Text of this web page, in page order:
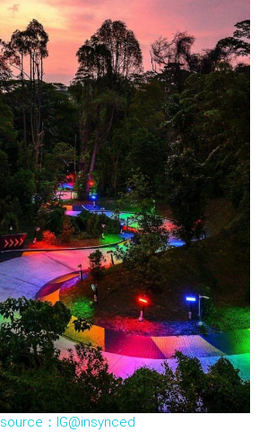
source：IG@insynced